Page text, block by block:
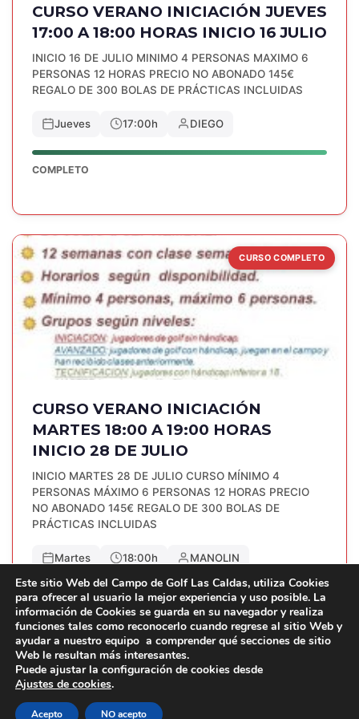
CURSO VERANO INICIACIÓN JUEVES
17:00 A 18:00 HORAS INICIO 16 JULIO
INICIO 16 DE JULIO MINIMO 4 PERSONAS MAXIMO 6
PERSONAS 12 HORAS PRECIO NO ABONADO 145€
REGALO DE 300 BOLAS DE PRÁCTICAS INCLUIDAS
Jueves 17:00h DIEGO
COMPLETO
CURSO COMPLETO
CURSO VERANO INICIACIÓN
MARTES 18:00 A 19:00 HORAS
INICIO 28 DE JULIO
INICIO MARTES 28 DE JULIO CURSO MÍNIMO 4
PERSONAS MÁXIMO 6 PERSONAS 12 HORAS PRECIO
NO ABONADO 145€ REGALO DE 300 BOLAS DE
PRÁCTICAS INCLUIDAS
Martes 18:00h MANOLIN
COMPLETO
© 2022 UTE GOLF LAS CALDAS -
Este sitio Web del Campo de Golf Las Caldas, utiliza Cookies
para ofrecer al usuario la mejor experiencia y uso posible. La
información de Cookies se guarda en su navegador y realiza
funciones tales como reconocerlo cuando regrese al sitio Web y
ayudar a nuestro equipo a comprender qué secciones de sitio
Web le resultan más interesantes.
Puede ajustar la configuración de cookies desde
Ajustes de cookies.
Acepto NO acepto